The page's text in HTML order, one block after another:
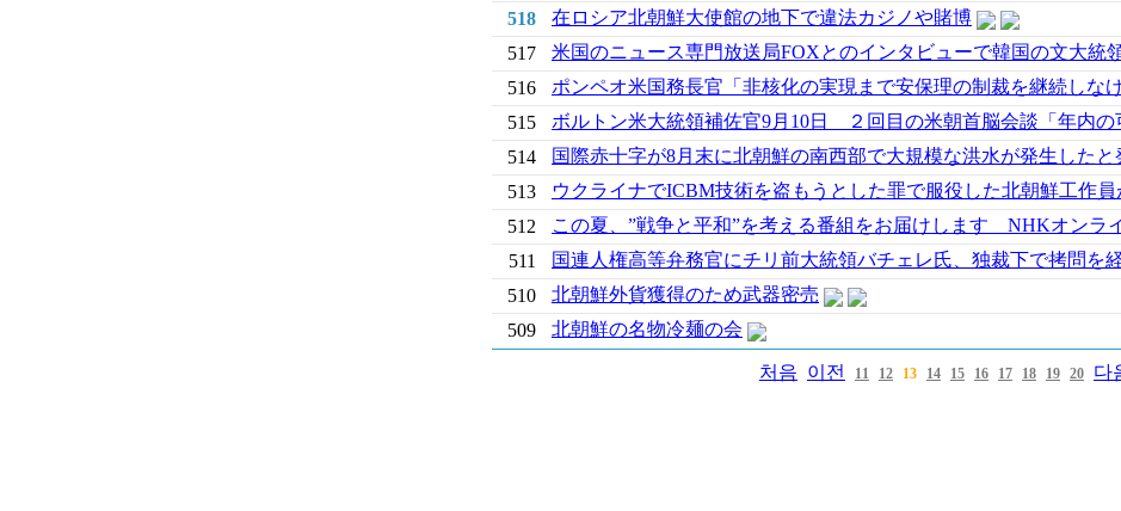
518
在ロシア北朝鮮大使館の地下で違法カジノや賭博
517
米国のニュース専門放送局FOXとのインタビューで韓国の文大統
516
ポンペオ米国務長官「非核化の実現まで安保理の制裁を継続しな
515
ボルトン米大統領補佐官9月10日 ２回目の米朝首脳会談「年内の
514
国際赤十字が8月末に北朝鮮の南西部で大規模な洪水が発生したと
513
ウクライナでICBM技術を盗もうとした罪で服役した北朝鮮工作員
512
この夏、”戦争と平和”を考える番組をお届けします NHKオンラ
511
国連人権高等弁務官にチリ前大統領バチェレ氏、独裁下で拷問を
510
北朝鮮外貨獲得のため武器密売
509
北朝鮮の名物冷麺の会
처음 이전 11 12 13 14 15 16 17 18 19 20 다